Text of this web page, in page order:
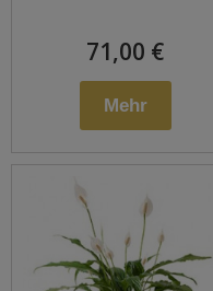
71,00 €
Mehr